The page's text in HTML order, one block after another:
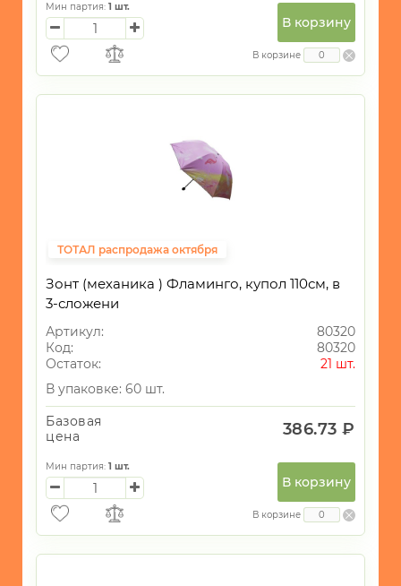
Мин партия: 1 шт.
В корзину
В корзине
ТОТАЛ распродажа октября
Зонт (механика ) Фламинго, купол 110см, в
3-сложени
Артикул:
80320
Код:
80320
Остаток:
21 шт.
В упаковке: 60 шт.
Базовая
цена
386.73 ₽
Мин партия: 1 шт.
В корзину
В корзине